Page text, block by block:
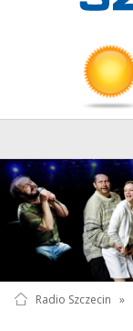
Radio Szczecin »